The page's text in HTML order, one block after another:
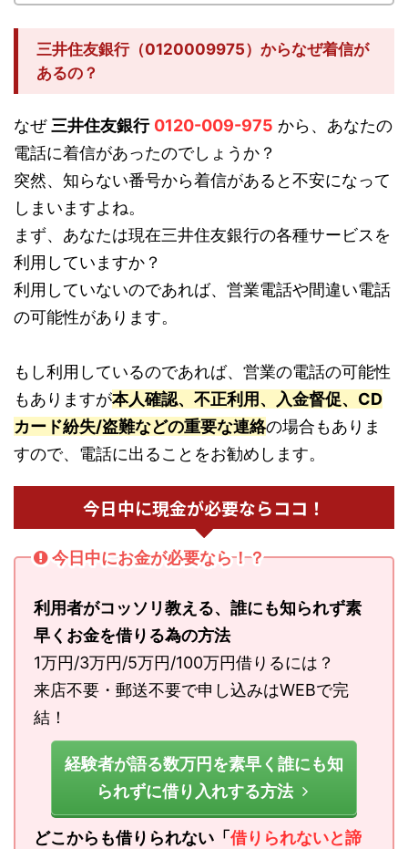
三井住友銀行（0120009975）からなぜ着信が
あるの？
なぜ三井住友銀行 0120-009-975 から、あなたの
電話に着信があったのでしょうか？
突然、知らない番号から着信があると不安になって
しまいますよね。
まず、あなたは現在三井住友銀行の各種サービスを
利用していますか？
利用していないのであれば、営業電話や間違い電話
の可能性があります。
もし利用しているのであれば、営業の電話の可能性
もありますが本人確認、不正利用、入金督促、CD
カード紛失/盗難などの重要な連絡の場合もありま
すので、電話に出ることをお勧めします。
今日中に現金が必要ならココ！
今日中にお金が必要なら！？
利用者がコッソリ教える、誰にも知られず素
早くお金を借りる為の方法
1万円/3万円/5万円/100万円借りるには？
来店不要・郵送不要で申し込みはWEBで完
結！
経験者が語る数万円を素早く誰にも知
られずに借り入れする方法
どこからも借りられない「 借りられないと諦